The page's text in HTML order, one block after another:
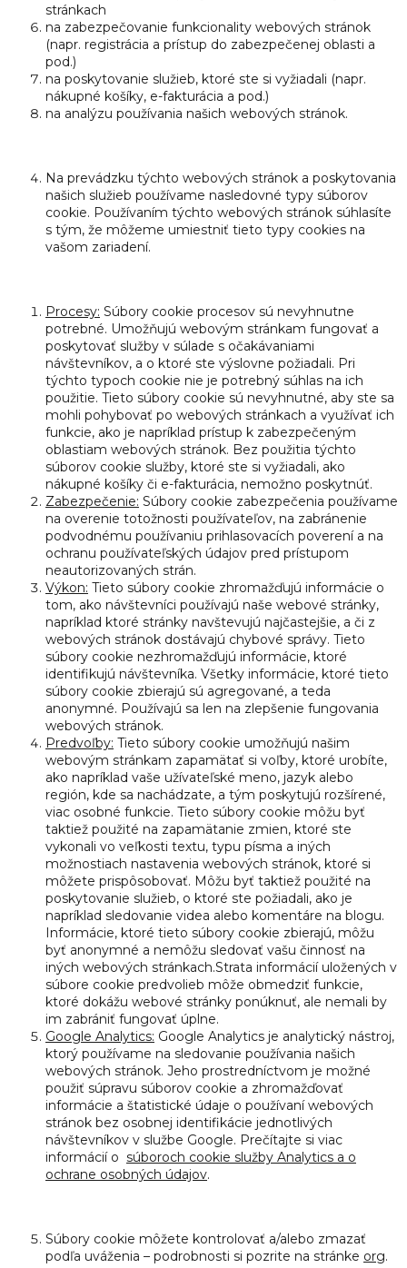
stránkach
na zabezpečovanie funkcionality webových stránok
(napr. registrácia a prístup do zabezpečenej oblasti a
pod.)
na poskytovanie služieb, ktoré ste si vyžiadali (napr.
nákupné košíky, e-fakturácia a pod.)
na analýzu používania našich webových stránok.
Na prevádzku týchto webových stránok a poskytovania
našich služieb používame nasledovné typy súborov
cookie. Používaním týchto webových stránok súhlasíte
s tým, že môžeme umiestniť tieto typy cookies na
vašom zariadení.
Procesy: Súbory cookie procesov sú nevyhnutne
potrebné. Umožňujú webovým stránkam fungovať a
poskytovať služby v súlade s očakávaniami
návštevníkov, a o ktoré ste výslovne požiadali. Pri
týchto typoch cookie nie je potrebný súhlas na ich
použitie. Tieto súbory cookie sú nevyhnutné, aby ste sa
mohli pohybovať po webových stránkach a využívať ich
funkcie, ako je napríklad prístup k zabezpečeným
oblastiam webových stránok. Bez použitia týchto
súborov cookie služby, ktoré ste si vyžiadali, ako
nákupné košíky či e-fakturácia, nemožno poskytnúť.
Zabezpečenie: Súbory cookie zabezpečenia používame
na overenie totožnosti používateľov, na zabránenie
podvodnému používaniu prihlasovacích poverení a na
ochranu používateľských údajov pred prístupom
neautorizovaných strán.
Výkon: Tieto súbory cookie zhromažďujú informácie o
tom, ako návštevníci používajú naše webové stránky,
napríklad ktoré stránky navštevujú najčastejšie, a či z
webových stránok dostávajú chybové správy. Tieto
súbory cookie nezhromažďujú informácie, ktoré
identifikujú návštevníka. Všetky informácie, ktoré tieto
súbory cookie zbierajú sú agregované, a teda
anonymné. Používajú sa len na zlepšenie fungovania
webových stránok.
Predvoľby: Tieto súbory cookie umožňujú našim
webovým stránkam zapamätať si voľby, ktoré urobíte,
ako napríklad vaše užívateľské meno, jazyk alebo
región, kde sa nachádzate, a tým poskytujú rozšírené,
viac osobné funkcie. Tieto súbory cookie môžu byť
taktiež použité na zapamätanie zmien, ktoré ste
vykonali vo veľkosti textu, typu písma a iných
možnostiach nastavenia webových stránok, ktoré si
môžete prispôsobovať. Môžu byť taktiež použité na
poskytovanie služieb, o ktoré ste požiadali, ako je
napríklad sledovanie videa alebo komentáre na blogu.
Informácie, ktoré tieto súbory cookie zbierajú, môžu
byť anonymné a nemôžu sledovať vašu činnosť na
iných webových stránkach.Strata informácií uložených v
súbore cookie predvolieb môže obmedziť funkcie,
ktoré dokážu webové stránky ponúknuť, ale nemali by
im zabrániť fungovať úplne.
Google Analytics: Google Analytics je analytický nástroj,
ktorý používame na sledovanie používania našich
webových stránok. Jeho prostredníctvom je možné
použiť súpravu súborov cookie a zhromažďovať
informácie a štatistické údaje o používaní webových
stránok bez osobnej identifikácie jednotlivých
návštevníkov v službe Google. Prečítajte si viac
informácií o súboroch cookie služby Analytics a o
ochrane osobných údajov.
Súbory cookie môžete kontrolovať a/alebo zmazať
podľa uváženia – podrobnosti si pozrite na stránke org.